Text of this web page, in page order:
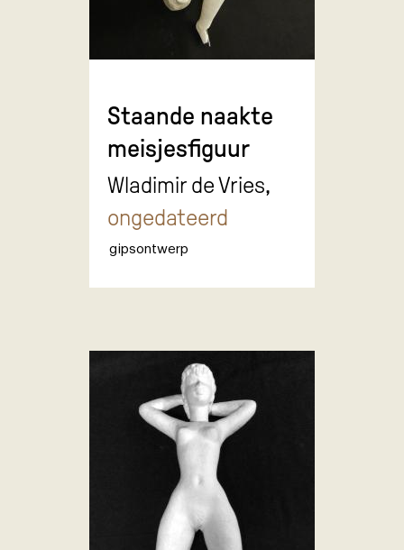
Staande naakte
meisjesfiguur
Wladimir de Vries,
ongedateerd
gipsontwerp